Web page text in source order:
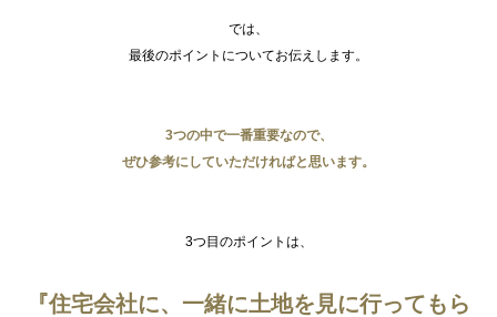
では、
最後のポイントについてお伝えします。
3つの中で一番重要なので、
ぜひ参考にしていただければと思います。
3つ目のポイントは、
『住宅会社に、一緒に土地を見に行ってもら